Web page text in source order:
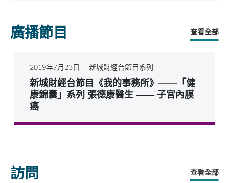
廣播節目 查看全部
2019年7月23日 新城財經台節目系列
新城財經台節目《我的事務所》——「健
康錦囊」系列 張德康醫生 —— 子宮內膜
癌
訪問 查看全部